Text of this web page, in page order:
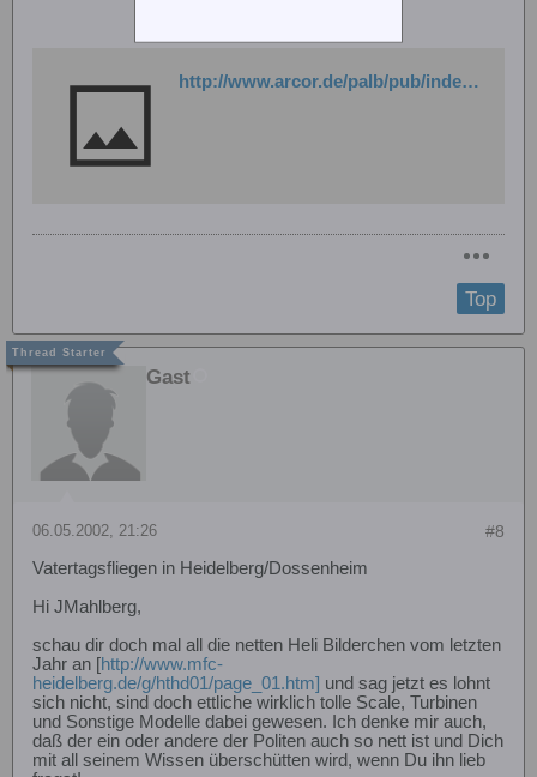
http://www.arcor.de/palb/pub/index.php?alb_action=viewAlbum&album_ID=16007&n
Top
Gast
#8
06.05.2002, 21:26
Vatertagsfliegen in Heidelberg/Dossenheim
Hi JMahlberg,
schau dir doch mal all die netten Heli Bilderchen vom letzten
Jahr an [http://www.mfc-
heidelberg.de/g/hthd01/page_01.htm] und sag jetzt es lohnt
sich nicht, sind doch ettliche wirklich tolle Scale, Turbinen
und Sonstige Modelle dabei gewesen. Ich denke mir auch,
daß der ein oder andere der Politen auch so nett ist und Dich
mit all seinem Wissen überschütten wird, wenn Du ihn lieb